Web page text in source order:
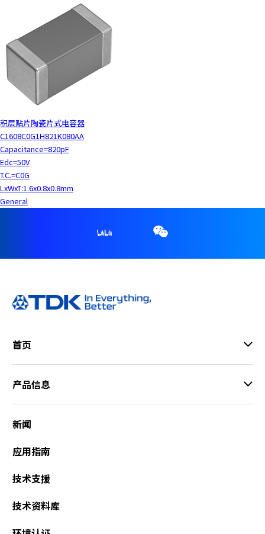
积层贴片陶瓷片式电容器
C1608C0G1H821K080AA
Capacitance=820pF
Edc=50V
T.C.=C0G
LxWxT:1.6x0.8x0.8mm
General
首页
产品信息
新闻
应用指南
技术支援
技术资料库